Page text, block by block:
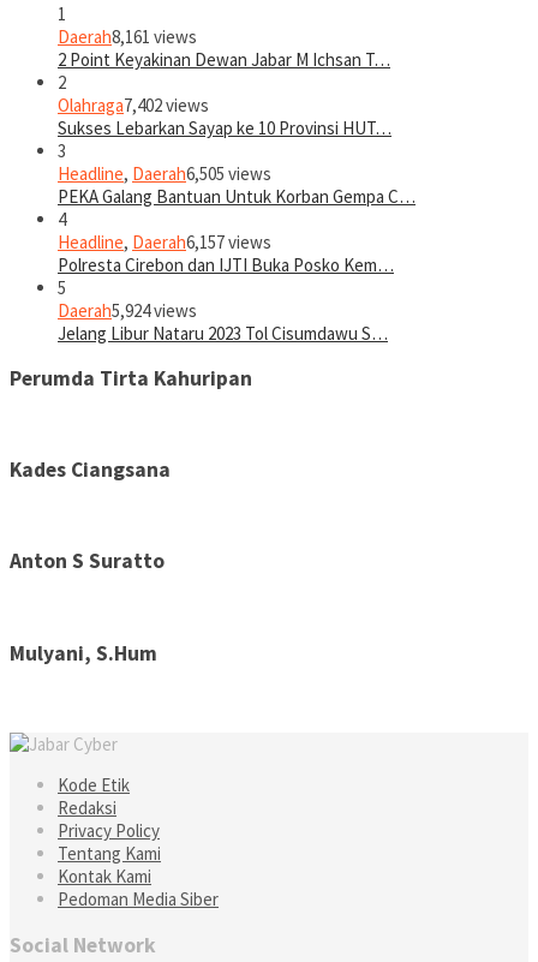
1
Daerah8,161 views
2 Point Keyakinan Dewan Jabar M Ichsan T…
2
Olahraga7,402 views
Sukses Lebarkan Sayap ke 10 Provinsi HUT…
3
Headline, Daerah6,505 views
PEKA Galang Bantuan Untuk Korban Gempa C…
4
Headline, Daerah6,157 views
Polresta Cirebon dan IJTI Buka Posko Kem…
5
Daerah5,924 views
Jelang Libur Nataru 2023 Tol Cisumdawu S…
Perumda Tirta Kahuripan
Kades Ciangsana
Anton S Suratto
Mulyani, S.Hum
Kode Etik
Redaksi
Privacy Policy
Tentang Kami
Kontak Kami
Pedoman Media Siber
Social Network